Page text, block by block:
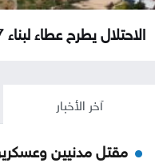
الاحتلال يطرح عطاء لبناء 627 وحدة...
آخر الأخبار
مقتل مدنيين